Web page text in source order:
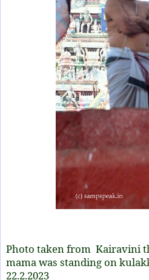
Photo taken from Kairavini
mama was standing on
22.2.2023